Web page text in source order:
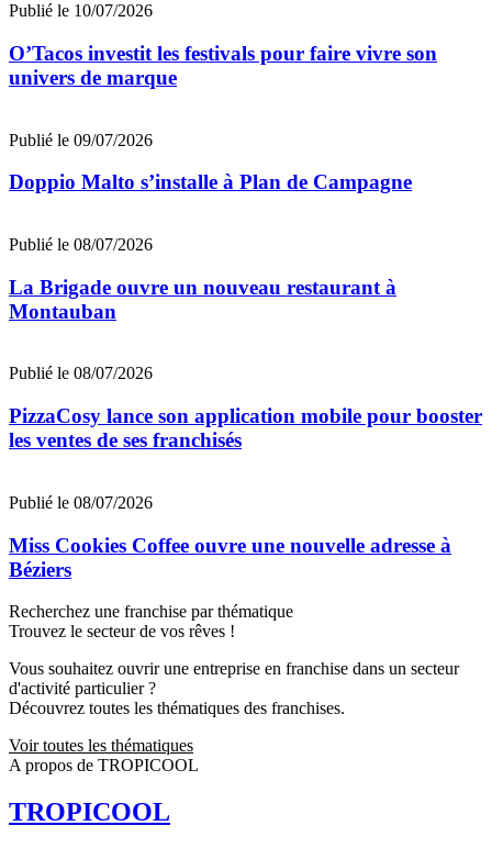
Publié le 10/07/2026
O’Tacos investit les festivals pour faire vivre son
univers de marque
Publié le 09/07/2026
Doppio Malto s’installe à Plan de Campagne
Publié le 08/07/2026
La Brigade ouvre un nouveau restaurant à
Montauban
Publié le 08/07/2026
PizzaCosy lance son application mobile pour booster
les ventes de ses franchisés
Publié le 08/07/2026
Miss Cookies Coffee ouvre une nouvelle adresse à
Béziers
Recherchez une franchise par thématique
Trouvez le secteur de vos rêves !
Vous souhaitez ouvrir une entreprise en franchise dans un secteur
d'activité particulier ?
Découvrez toutes les thématiques des franchises.
Voir toutes les thématiques
A propos de TROPICOOL
TROPICOOL